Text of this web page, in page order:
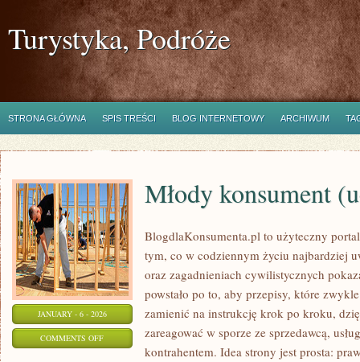
Turystyka, Podróże
STRONA GŁÓWNA SPIS TREŚCI BLOG INTERNETOWY ARCHIWUM
JANUARY - 6 - 2026
COMMENTS OFFON
Młody konsument
BlogdlaKonsumenta.pl to użyteczny
tym, co w codziennym życiu najbardziej
oraz zagadnieniach cywilistycznych
powstało po to, aby przepisy, które
zamienić na instrukcję krok po kroku,
zareagować w sporze ze sprzedawcą,
kontrahentem. Idea strony jest prosta: